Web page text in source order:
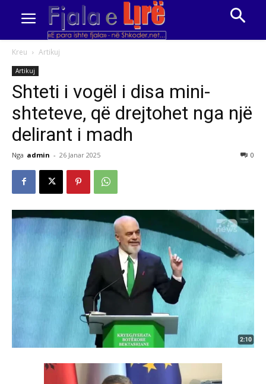
Kreu Artikuj
Artikuj
Shteti i vogël i disa mini-
shteteve, që drejtohet nga një
delirant i madh
Nga admin - 26 Janar 2025 0